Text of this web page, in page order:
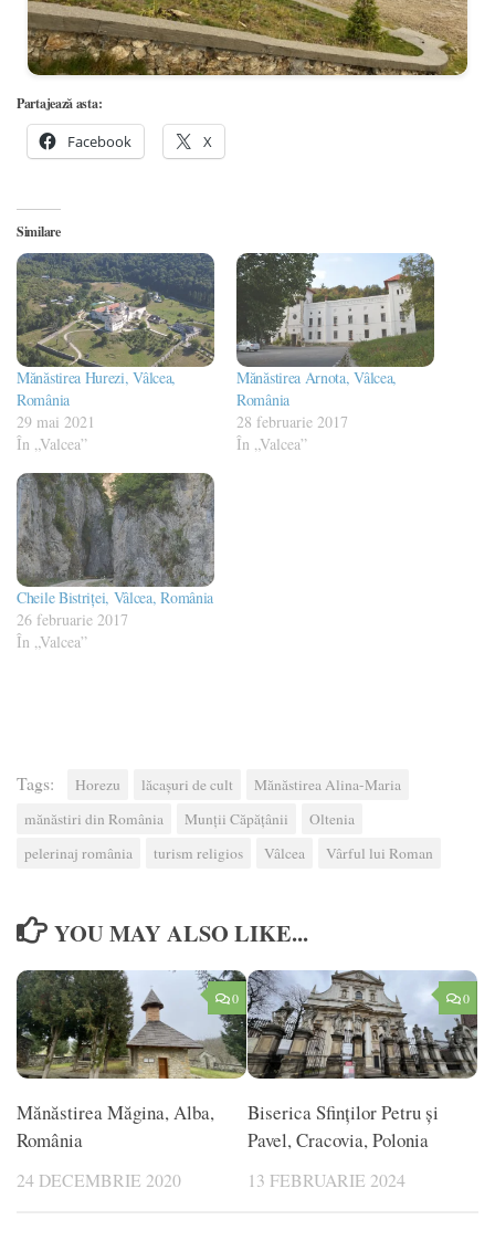
Partajează asta:
Facebook X
Similare
Mănăstirea Hurezi, Vâlcea,
România
29 mai 2021
În „Valcea”
Mănăstirea Arnota, Vâlcea,
România
28 februarie 2017
În „Valcea”
Cheile Bistriței, Vâlcea, România
26 februarie 2017
În „Valcea”
Tags: Horezu lăcașuri de cult
Mănăstirea Alina-Maria
mănăstiri din România
Munții Căpățânii
Oltenia
pelerinaj românia
turism religios Vâlcea Vârful lui Roman
YOU MAY ALSO LIKE...
0
Mănăstirea Măgina, Alba,
România
24 DECEMBRIE 2020
0
Biserica Sfinților Petru și
Pavel, Cracovia, Polonia
13 FEBRUARIE 2024